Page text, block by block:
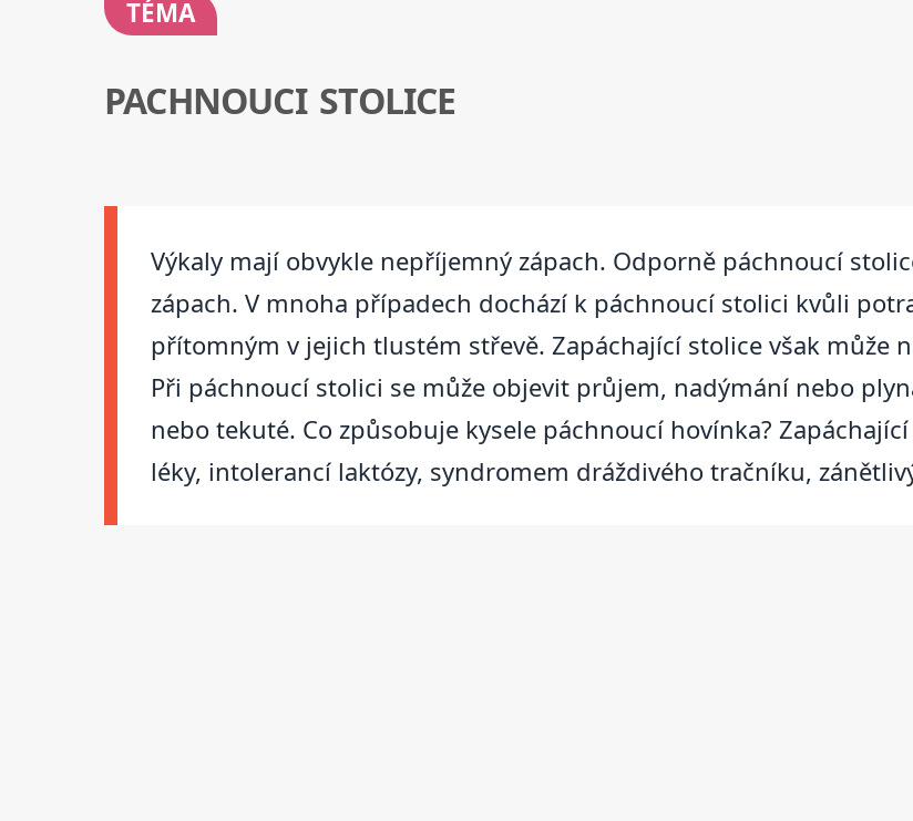
TÉMA
PACHNOUCI STOLICE
Výkaly mají obvykle nepříjemný zápach. Odporně páchnoucí
zápach. V mnoha případech dochází k páchnoucí stolici kvůli
přítomným v jejich tlustém střevě. Zapáchající stolice však může
Při páchnoucí stolici se může objevit průjem, nadýmání nebo
nebo tekuté. Co způsobuje kysele páchnoucí hovínka?
léky, intolerancí laktózy, syndromem dráždivého tračníku,